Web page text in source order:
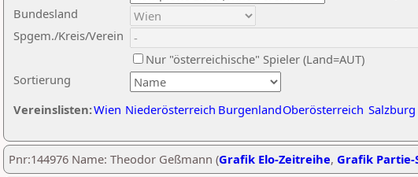
Sortierung
Bundesland
Spgem./Kreis/Verein
Nur "österreichische" Spieler (Land=AUT)
Vereinslisten:Wien Niederösterreich BurgenlandOberösterreich Salzburg
Pnr:144976 Name: Theodor Geßmann (Grafik Elo-Zeitreihe, Grafik